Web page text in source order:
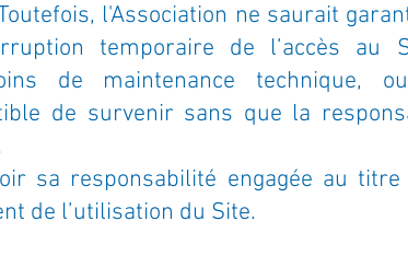
l'Association ne saurait
temporaire de l’accès
de maintenance technique,
de survenir sans que la
sa responsabilité engagée au titre
de l’utilisation du Site.